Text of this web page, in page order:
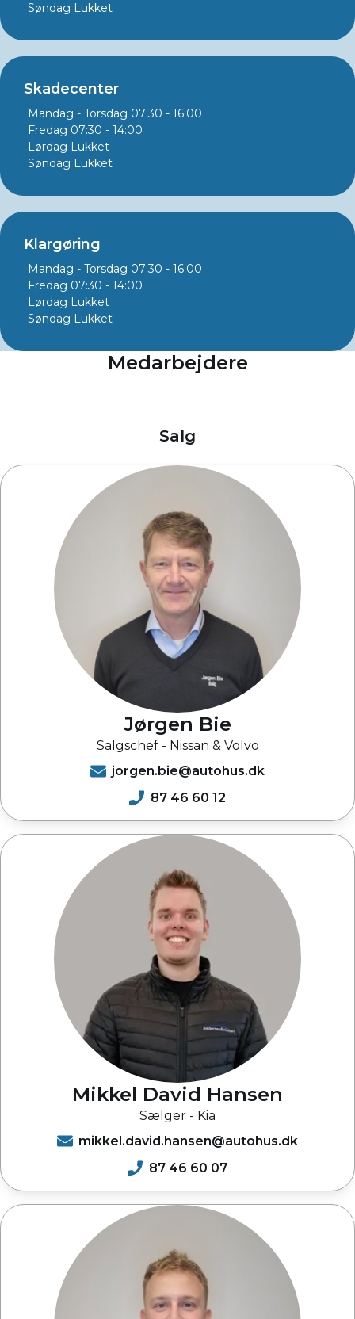
Søndag Lukket
Skadecenter
Mandag - Torsdag 07:30 - 16:00
Fredag 07:30 - 14:00
Lørdag Lukket
Søndag Lukket
Klargøring
Mandag - Torsdag 07:30 - 16:00
Fredag 07:30 - 14:00
Lørdag Lukket
Søndag Lukket
Medarbejdere
Salg
Jørgen Bie
Salgschef - Nissan & Volvo
jorgen.bie@autohus.dk
87 46 60 12
Mikkel David Hansen
Sælger - Kia
mikkel.david.hansen@autohus.dk
87 46 60 07